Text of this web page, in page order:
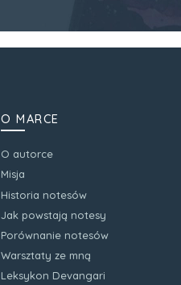
O MARCE
O autorce
Misja
Historia notesów
Jak powstają notesy
Porównanie notesów
Warsztaty ze mną
Leksykon Devangari